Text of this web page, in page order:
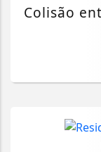
Colisão